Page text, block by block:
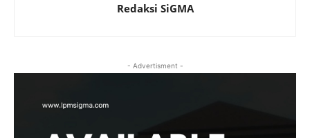
Redaksi SiGMA
- Advertisment -